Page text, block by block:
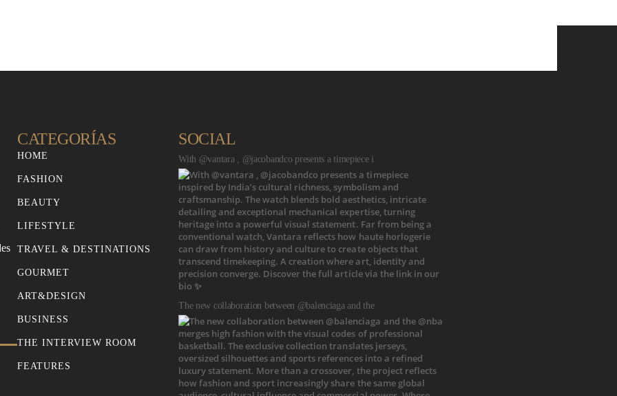
CATEGORÍAS
HOME
FASHION
BEAUTY
LIFESTYLE
TRAVEL & DESTINATIONS
GOURMET
ART&DESIGN
BUSINESS
THE INTERVIEW ROOM
FEATURES
SOCIAL
With @vantara , @jacobandco presents a timepiece i
The new collaboration between @balenciaga and the